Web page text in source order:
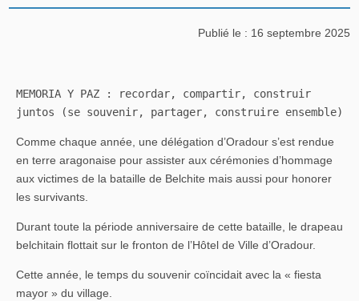
Publié le : 16 septembre 2025
MEMORIA Y PAZ : recordar, compartir, construir
juntos (se souvenir, partager, construire ensemble)
Comme chaque année, une délégation d’Oradour s’est rendue
en terre aragonaise pour assister aux cérémonies d’hommage
aux victimes de la bataille de Belchite mais aussi pour honorer
les survivants.
Durant toute la période anniversaire de cette bataille, le drapeau
belchitain flottait sur le fronton de l’Hôtel de Ville d’Oradour.
Cette année, le temps du souvenir coïncidait avec la « fiesta
mayor » du village.